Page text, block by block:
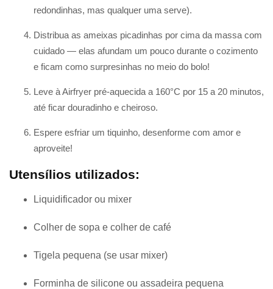
redondinhas, mas qualquer uma serve).
Distribua as ameixas picadinhas por cima da massa com
cuidado — elas afundam um pouco durante o cozimento
e ficam como surpresinhas no meio do bolo!
Leve à Airfryer pré-aquecida a 160°C por 15 a 20 minutos,
até ficar douradinho e cheiroso.
Espere esfriar um tiquinho, desenforme com amor e
aproveite!
Utensílios utilizados:
Liquidificador ou mixer
Colher de sopa e colher de café
Tigela pequena (se usar mixer)
Forminha de silicone ou assadeira pequena